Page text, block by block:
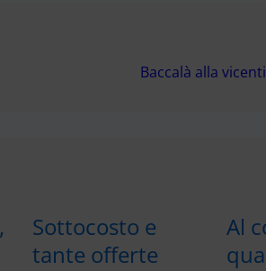
Baccalà alla
Sottocosto e
tante offerte
Al